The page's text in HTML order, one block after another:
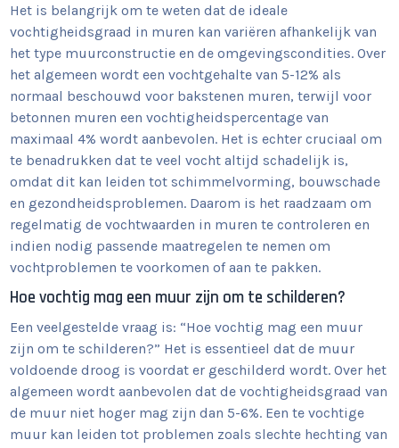
Het is belangrijk om te weten dat de ideale
vochtigheidsgraad in muren kan variëren afhankelijk van
het type muurconstructie en de omgevingscondities. Over
het algemeen wordt een vochtgehalte van 5-12% als
normaal beschouwd voor bakstenen muren, terwijl voor
betonnen muren een vochtigheidspercentage van
maximaal 4% wordt aanbevolen. Het is echter cruciaal om
te benadrukken dat te veel vocht altijd schadelijk is,
omdat dit kan leiden tot schimmelvorming, bouwschade
en gezondheidsproblemen. Daarom is het raadzaam om
regelmatig de vochtwaarden in muren te controleren en
indien nodig passende maatregelen te nemen om
vochtproblemen te voorkomen of aan te pakken.
Hoe vochtig mag een muur zijn om te schilderen?
Een veelgestelde vraag is: “Hoe vochtig mag een muur
zijn om te schilderen?” Het is essentieel dat de muur
voldoende droog is voordat er geschilderd wordt. Over het
algemeen wordt aanbevolen dat de vochtigheidsgraad van
de muur niet hoger mag zijn dan 5-6%. Een te vochtige
muur kan leiden tot problemen zoals slechte hechting van